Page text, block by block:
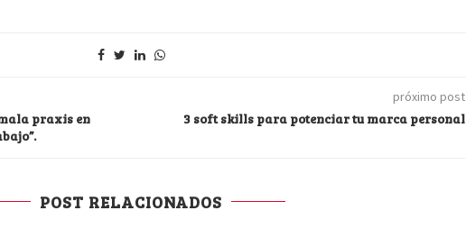
praxis en
próximo post
3 soft skills para potenciar tu marca personal
POST RELACIONADOS